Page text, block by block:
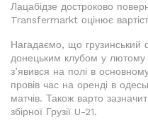
Лацабідзе достроково
Transfermarkt оцінює
Нагадаємо, що грузинський
донецьким клубом у
з’явився на полі в
провів час на оренді в
матчів. Також варто
збірної Грузії U-21.